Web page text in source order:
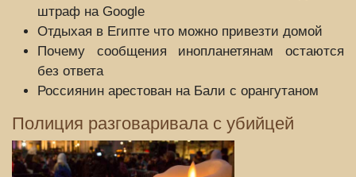
штраф на Google
Отдыхая в Египте что можно привезти домой
Почему сообщения инопланетянам остаются
без ответа
Россиянин арестован на Бали с орангутаном
Полиция разговаривала с убийцей